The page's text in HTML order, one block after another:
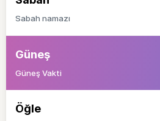
Sabah namazı
Güneş
Güneş Vakti
Öğle